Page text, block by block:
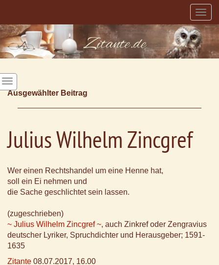
Ausgewählter Beitrag
Julius Wilhelm Zincgref
Wer einen Rechtshandel um eine Henne hat,
soll ein Ei nehmen und
die Sache geschlichtet sein lassen.
(zugeschrieben)
~ Julius Wilhelm Zincgref ~, auch Zinkref oder Zengravius
deutscher Lyriker, Spruchdichter und Herausgeber; 1591-
1635
Zitante 08.07.2017, 16.00